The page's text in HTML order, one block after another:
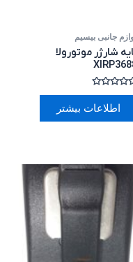
جانبی بیسیم
شارژر موتورولا
اطلاعات بیشتر